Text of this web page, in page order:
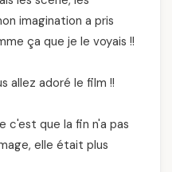
imagination a pris
ça que je le voyais !!
allez adoré le film !!
c'est que la fin n'a pas
elle était plus